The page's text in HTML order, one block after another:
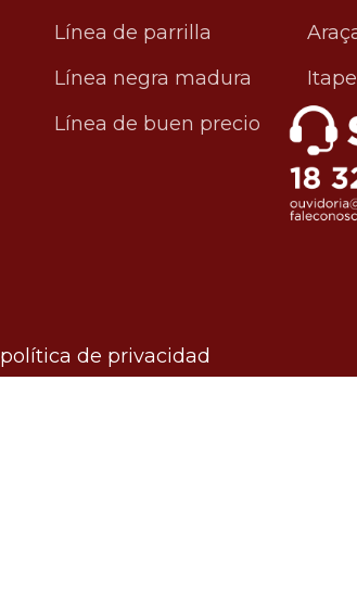
Línea de parrilla
Línea negra madura
Línea de buen precio
política de privacidad